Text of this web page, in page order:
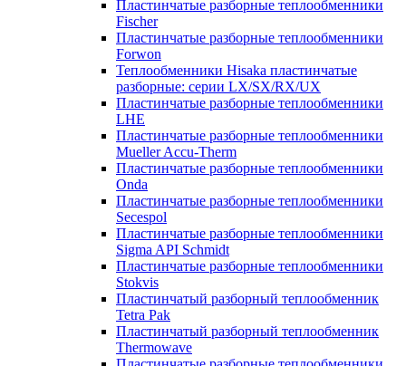
Пластинчатые разборные теплообменники
Fischer
Пластинчатые разборные теплообменники
Forwon
Теплообменники Hisaka пластинчатые
разборные: серии LX/SX/RX/UX
Пластинчатые разборные теплообменники
LHE
Пластинчатые разборные теплообменники
Mueller Accu-Therm
Пластинчатые разборные теплообменники
Onda
Пластинчатые разборные теплообменники
Secespol
Пластинчатые разборные теплообменники
Sigma API Schmidt
Пластинчатые разборные теплообменники
Stokvis
Пластинчатый разборный теплообменник
Tetra Pak
Пластинчатый разборный теплообменник
Thermowave